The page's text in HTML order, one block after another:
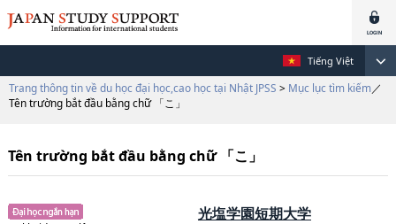
Tiếng Việt
Trang thông tin về du học đại học,cao học tại Nhật JPSS > Mục lục tìm kiếm ／
Tên trường bắt đầu bằng chữ 「こ」
Tên trường bắt đầu bằng chữ 「こ」
光塩学園短期大学